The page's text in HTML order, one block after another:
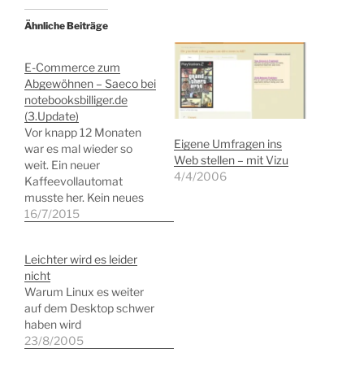
Ähnliche Beiträge
E-Commerce zum
Abgewöhnen – Saeco bei
notebooksbilliger.de
(3.Update)
Vor knapp 12 Monaten
war es mal wieder so
weit. Ein neuer
Kaffeevollautomat
musste her. Kein neues
Modell, aber unsere
sollte zugunsten eines
jüngeren Geräts Platz
schaffen. Die beiden
Parameter Preis und
Verfügbarkeit entschied
nach einiger Recherche
16/7/2015
Eigene Umfragen ins
Web stellen – mit Vizu
4/4/2006
Leichter wird es leider
nicht
Warum Linux es weiter
auf dem Desktop schwer
haben wird
23/8/2005